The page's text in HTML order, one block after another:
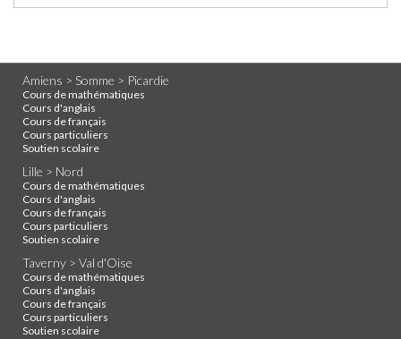
Amiens > Somme > Picardie
Cours de mathématiques
Cours d'anglais
Cours de français
Cours particuliers
Soutien scolaire
Lille > Nord
Cours de mathématiques
Cours d'anglais
Cours de français
Cours particuliers
Soutien scolaire
Taverny > Val d'Oise
Cours de mathématiques
Cours d'anglais
Cours de français
Cours particuliers
Soutien scolaire